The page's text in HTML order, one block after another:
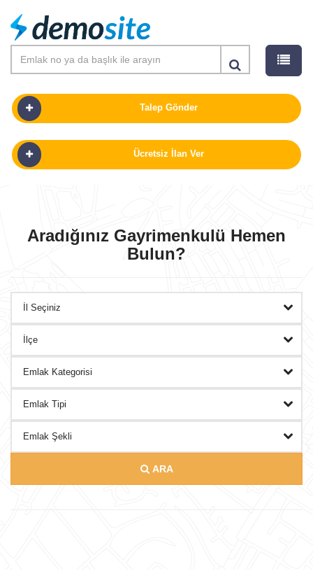
Talep Gönder
Ücretsiz İlan Ver
OFISLER
DANIŞMANLAR
BLOG
İLETISIM
Aradığınız Gayrimenkulü Hemen
Bulun?
ARA